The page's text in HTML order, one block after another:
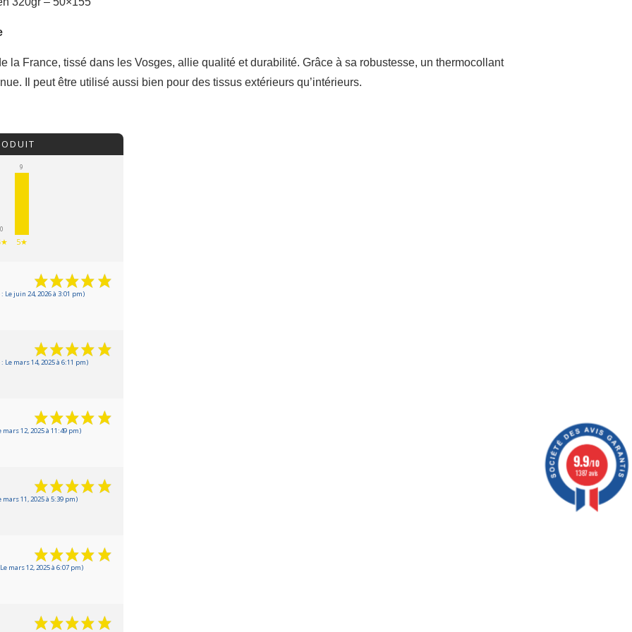
la France, tissé dans les Vosges, allie qualité et durabilité. Grâce à sa robustesse, un thermocollant
Il peut être utilisé aussi bien pour des tissus extérieurs qu’intérieurs.
0
9
5★
Le juin 24, 2026 à 3:01 pm)
Le mars 14, 2025 à 6:11 pm)
12, 2025 à 11:49 pm)
11, 2025 à 5:39 pm)
mars 12, 2025 à 6:07 pm)
9.9/10
1387 avis